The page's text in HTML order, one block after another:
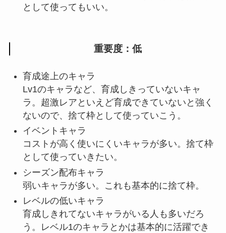
として使ってもいい。
重要度：低
育成途上のキャラ
Lv1のキャラなど、育成しきっていないキャ
ラ。超激レアといえど育成できていないと強く
ないので、捨て枠として使っていこう。
イベントキャラ
コストが高く使いにくいキャラが多い。捨て枠
として使っていきたい。
シーズン配布キャラ
弱いキャラが多い。これも基本的に捨て枠。
レベルの低いキャラ
育成しきれてないキャラがいる人も多いだろ
う。レベル1のキャラとかは基本的に活躍でき